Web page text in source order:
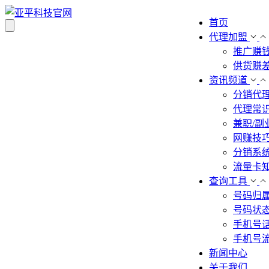
首页
代理加盟
推广赚
供货赚
资讯频道
分销代
代理常
兼职/副
网赚技
分销系
流量卡
查询工具
号码归
号码状
手机号
手机号
新闻中心